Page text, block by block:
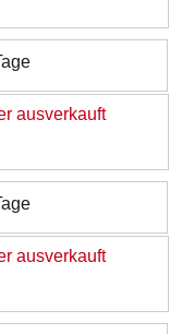
ausverkauft
ausverkauft